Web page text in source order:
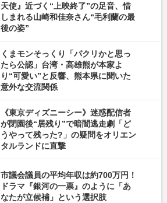
天使』近づく“上映終了”の足音、惜
しまれる山崎和佳奈さん“毛利蘭の最
後の姿”
くまモンそっくり「パクリかと思っ
たら公認」台湾・高雄熊が本家よ
り“可愛い”と反響、熊本県に聞いた
意外な交流関係
《東京ディズニーシー》迷惑配信者
が閉園後“居残り”で暗闇逃走劇「ど
うやって残った?」の疑問をオリエン
タルランドに直撃
市議会議員の平均年収は約700万円！
ドラマ『銀河の一票』のように「あ
なたが立候補」という選択肢